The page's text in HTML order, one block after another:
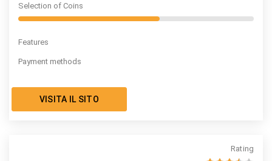
Selection of Coins
Features
Payment methods
VISITA IL SITO
Rating